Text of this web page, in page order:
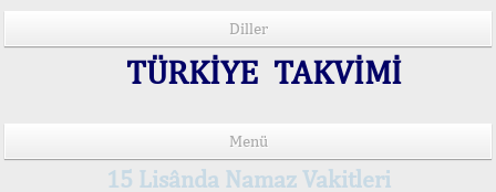
Diller
TÜRKİYE TAKVİMİ
Menü
15 Lisânda Namaz Vakitleri